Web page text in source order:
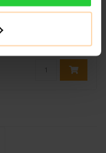
€39,99 €19,99
de Robey Tennis Court
Polo betreed je de
baan in ..